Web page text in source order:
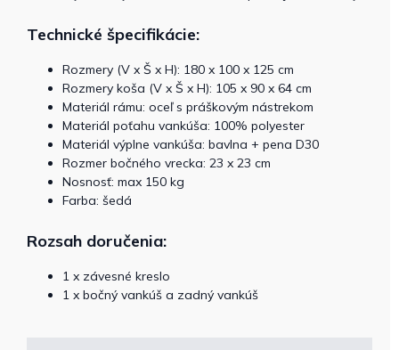
Technické špecifikácie:
Rozmery (V x Š x H): 180 x 100 x 125 cm
Rozmery koša (V x Š x H): 105 x 90 x 64 cm
Materiál rámu: oceľ s práškovým nástrekom
Materiál poťahu vankúša: 100% polyester
Materiál výplne vankúša: bavlna + pena D30
Rozmer bočného vrecka: 23 x 23 cm
Nosnosť: max 150 kg
Farba: šedá
Rozsah doručenia:
1 x závesné kreslo
1 x bočný vankúš a zadný vankúš